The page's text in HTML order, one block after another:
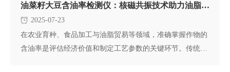
油菜籽大豆含油率检测仪：核磁共振技术助力油脂测定
2025-07-23
在农业育种、食品加工与油脂贸易等领域，准确掌握作物的
含油率是评估经济价值和制定工艺参数的关键环节。传统测